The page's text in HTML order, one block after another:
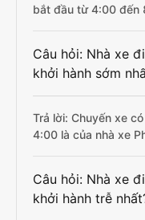
bắt đầu từ 4:00 đến
Câu hỏi: Nhà xe
khởi hành sớm
Trả lời: Chuyến xe
4:00 là của nhà xe
Câu hỏi: Nhà xe
khởi hành trễ